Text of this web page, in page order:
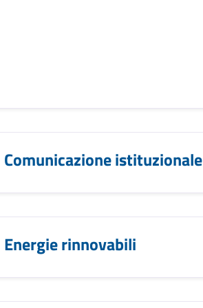
Comunicazione istituzionale
Energie rinnovabili